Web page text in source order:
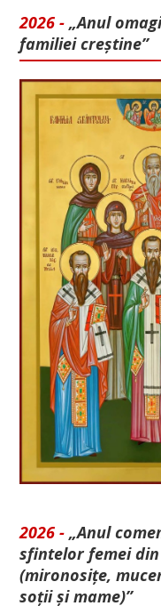
2026 - „Anul
familiei creștine”
2026 - „Anul
sfintelor femei
(mironosițe,
soții și mame)”